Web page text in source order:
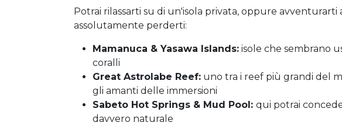
Potrai rilassarti su di un'isola privata, oppure
assolutamente perderti:
Mamanuca & Yasawa Islands: isole che sembrano
coralli
Great Astrolabe Reef: uno tra i reef più grandi del
gli amanti delle immersioni
Sabeto Hot Springs & Mud Pool: qui potrai
davvero naturale